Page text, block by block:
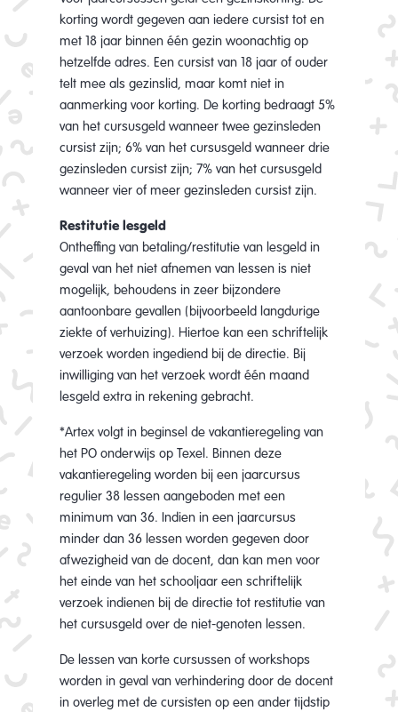
korting wordt gegeven aan iedere cursist tot en
met 18 jaar binnen één gezin woonachtig op
hetzelfde adres. Een cursist van 18 jaar of ouder
telt mee als gezinslid, maar komt niet in
aanmerking voor korting. De korting bedraagt 5%
van het cursusgeld wanneer twee gezinsleden
cursist zijn; 6% van het cursusgeld wanneer drie
gezinsleden cursist zijn; 7% van het cursusgeld
wanneer vier of meer gezinsleden cursist zijn.
Restitutie lesgeld
Ontheffing van betaling/restitutie van lesgeld in
geval van het niet afnemen van lessen is niet
mogelijk, behoudens in zeer bijzondere
aantoonbare gevallen (bijvoorbeeld langdurige
ziekte of verhuizing). Hiertoe kan een schriftelijk
verzoek worden ingediend bij de directie. Bij
inwilliging van het verzoek wordt één maand
lesgeld extra in rekening gebracht.
*Artex volgt in beginsel de vakantieregeling van
het PO onderwijs op Texel. Binnen deze
vakantieregeling worden bij een jaarcursus
regulier 38 lessen aangeboden met een
minimum van 36. Indien in een jaarcursus
minder dan 36 lessen worden gegeven door
afwezigheid van de docent, dan kan men voor
het einde van het schooljaar een schriftelijk
verzoek indienen bij de directie tot restitutie van
het cursusgeld over de niet-genoten lessen.
De lessen van korte cursussen of workshops
worden in geval van verhindering door de docent
in overleg met de cursisten op een ander tijdstip